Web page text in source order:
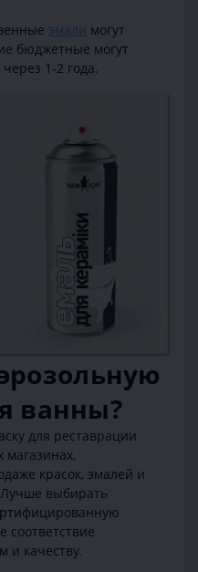
эмали могут
бюджетные могут
1-2 года.
ванны?
для реставрации
красок, эмалей и
выбирать
и качеству.